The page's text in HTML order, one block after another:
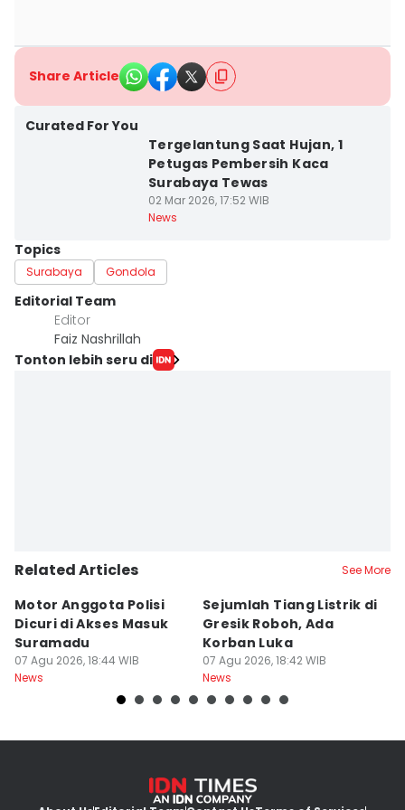
Share Article
Curated For You
Tergelantung Saat Hujan, 1
Petugas Pembersih Kaca
Surabaya Tewas
02 Mar 2026, 17:52 WIB
News
Topics
Surabaya Gondola
Editorial Team
Editor
Faiz Nashrillah
Tonton lebih seru di
Related Articles See More
Motor Anggota Polisi
Dicuri di Akses Masuk
Suramadu
07 Agu 2026, 18:44 WIB
News
Sejumlah Tiang Listrik di
Gresik Roboh, Ada
Korban Luka
07 Agu 2026, 18:42 WIB
News